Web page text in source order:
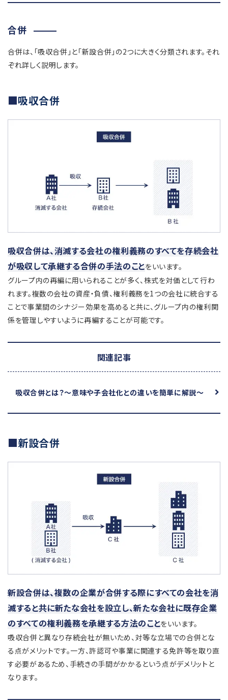
合併
合併は、「吸収合併」と「新設合併」の2つに大きく分類されます。それ
ぞれ詳しく説明します。
吸収合併
吸収合併は、消滅する会社の権利義務のすべてを存続会社
が吸収して承継する合併の手法のことをいいます。
グループ内の再編に用いられることが多く、株式を対価として行わ
れます。複数の会社の資産・負債、権利義務を1つの会社に統合する
ことで事業間のシナジー効果を高めると共に、グループ内の権利関
係を管理しやすいように再編することが可能です。
関連記事
吸収合併とは？～意味や子会社化との違いを簡単に解説～
新設合併
新設合併は、複数の企業が合併する際にすべての会社を消
滅すると共に新たな会社を設立し、新たな会社に既存企業
のすべての権利義務を承継する方法のことをいいます。
吸収合併と異なり存続会社が無いため、対等な立場での合併とな
る点がメリットです。一方、許認可や事業に関連する免許等を取り直
す必要があるため、手続きの手間がかかるという点がデメリットと
なります。